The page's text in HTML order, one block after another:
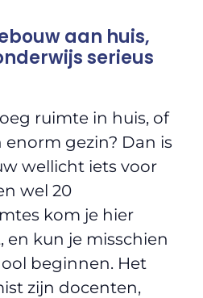
aan huis,
serieus
ruimte in huis, of
gezin? Dan is
wellicht iets voor
wel 20
kom je hier
en kun je misschien
beginnen. Het
zijn docenten,